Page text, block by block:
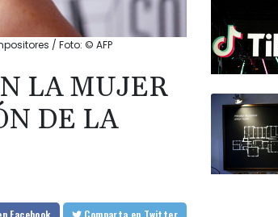
/ Foto: © AFP
LA MUJER
DE LA